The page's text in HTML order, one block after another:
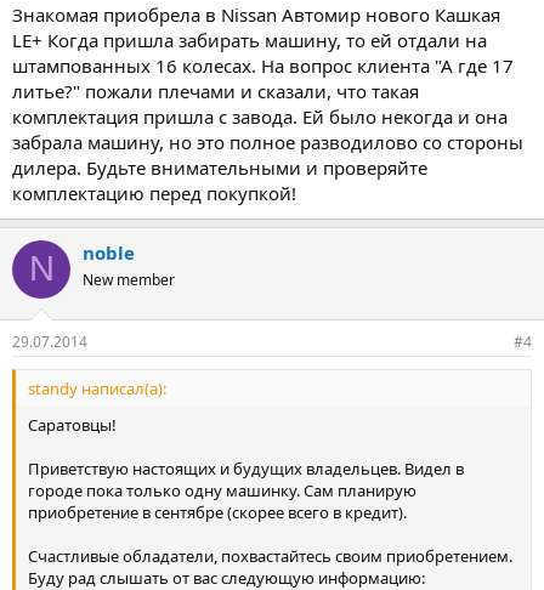
Знакомая приобрела в Nissan Автомир нового Кашкая
LE+ Когда пришла забирать машину, то ей отдали на
штампованных 16 колесах. На вопрос клиента "А где 17
литье?" пожали плечами и сказали, что такая
комплектация пришла с завода. Ей было некогда и она
забрала машину, но это полное разводилово со стороны
дилера. Будьте внимательными и проверяйте
комплектацию перед покупкой!
N noble
New member
29.07.2014 #4
standy написал(а):
Саратовцы!
Приветствую настоящих и будущих владельцев. Видел в
городе пока только одну машинку. Сам планирую
приобретение в сентябре (скорее всего в кредит).
Счастливые обладатели, похвастайтесь своим приобретением.
Буду рад слышать от вас следующую информацию: